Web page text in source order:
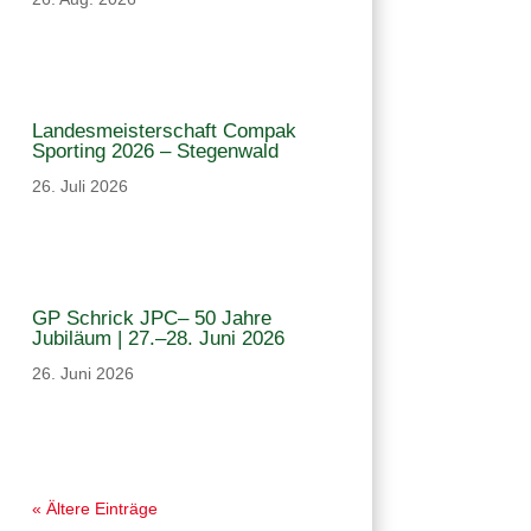
Landesmeisterschaft Compak
Sporting 2026 – Stegenwald
26. Juli 2026
GP Schrick JPC– 50 Jahre
Jubiläum | 27.–28. Juni 2026
26. Juni 2026
« Ältere Einträge